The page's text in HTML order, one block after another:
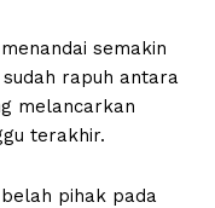
semakin
rapuh antara
melancarkan
terakhir.
pihak pada